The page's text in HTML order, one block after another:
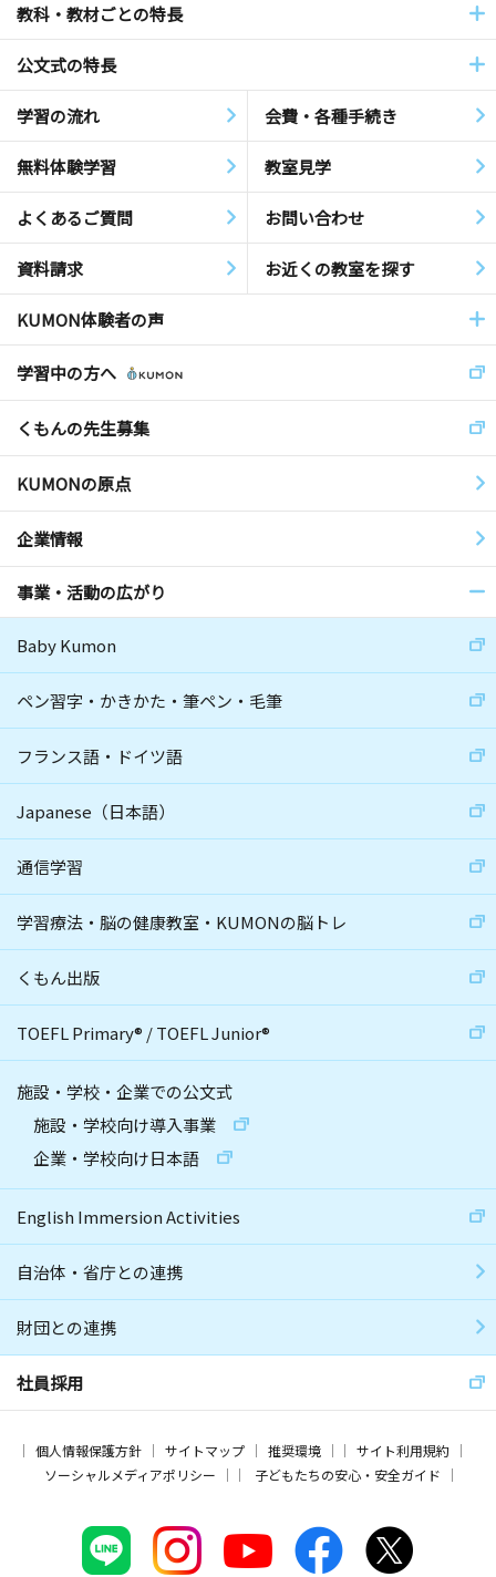
教科・教材ごとの特長
公文式の特長
学習の流れ 会費・各種手続き
無料体験学習 教室見学
よくあるご質問 お問い合わせ
資料請求 お近くの教室を探す
KUMON体験者の声
学習中の方へ
くもんの先生募集
KUMONの原点
企業情報
事業・活動の広がり
Baby Kumon
ペン習字・かきかた・筆ペン・毛筆
フランス語・ドイツ語
Japanese（日本語）
通信学習
学習療法・脳の健康教室・KUMONの脳トレ
くもん出版
TOEFL Primary® /TOEFL Junior®
施設・学校・企業での公文式
施設・学校向け導入事業
企業・学校向け日本語
English Immersion Activities
自治体・省庁との連携
財団との連携
社員採用
個人情報保護方針 サイトマップ 推奨環境
サイト利用規約
ソーシャルメディアポリシー
子どもたちの安心・安全ガイド